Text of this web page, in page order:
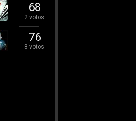
68
2 votos
76
8 votos